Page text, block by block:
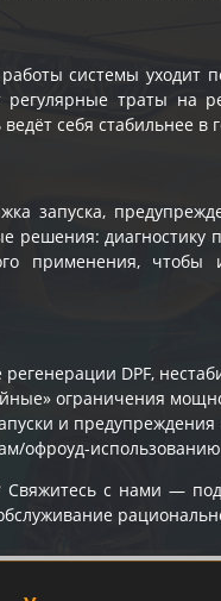
системы уходит
траты на
себя стабильнее в
запуска,
диагностику
применения, чтобы
DPF,
ограничения
и предупреждения
офроуд-
Свяжитесь с нами —